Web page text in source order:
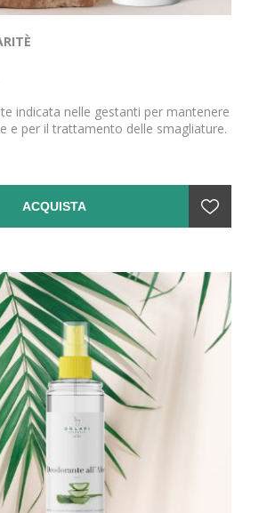
indicata nelle gestanti per mantenere
e per il trattamento delle smagliature.
ACQUISTA